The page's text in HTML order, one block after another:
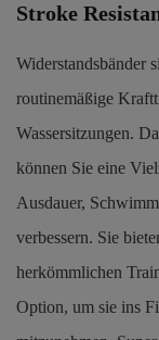
Stroke
Widerstandsbänder
routinemäßige
Wassersitzungen.
können Sie eine
Ausdauer,
verbessern. Sie
herkömmlichen
Option, um sie ins